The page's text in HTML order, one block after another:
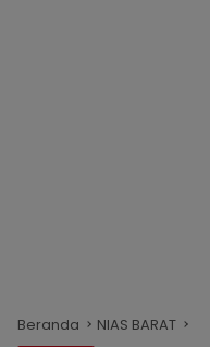
Beranda NIAS BARAT